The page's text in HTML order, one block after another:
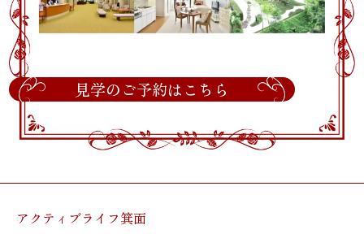
見学のご予約はこちら
アクティブライフ箕面